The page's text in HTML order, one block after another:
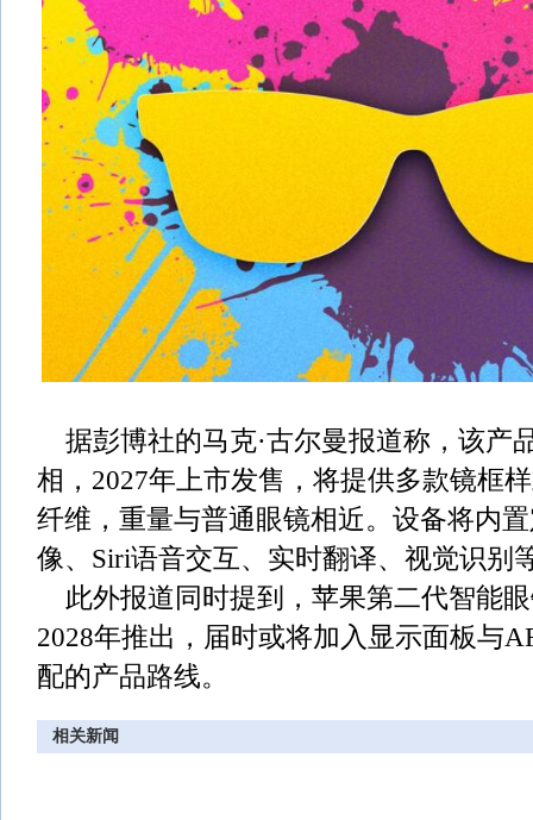
据彭博社的马克·古尔曼报道称，该产
相，2027年上市发售，将提供多款镜框
纤维，重量与普通眼镜相近。设备将内
像、Siri语音交互、实时翻译、视觉识别
此外报道同时提到，苹果第二代智能
2028年推出，届时或将加入显示面板与
配的产品路线。
相关新闻